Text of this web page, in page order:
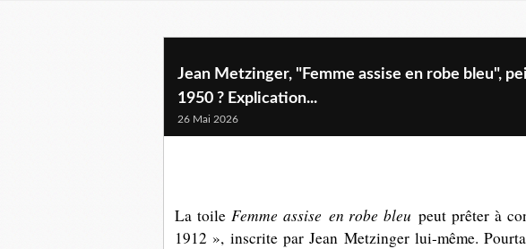
Jean Metzinger, "Femme assise en robe bleu",
1950 ? Explication...
26 Mai 2026
La toile Femme assise en robe bleu peut prêter à
1912 », inscrite par Jean Metzinger lui-même.